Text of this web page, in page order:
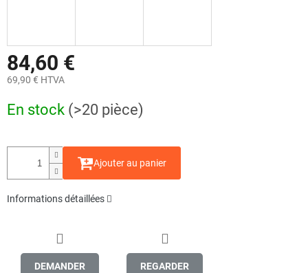
84,60 €
69,90 € HTVA
de
En stock (>20 pièce)
Ajouter au panier
Informations détaillées
DEMANDER REGARDER